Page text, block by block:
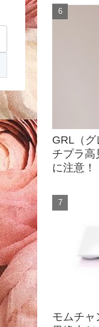
GRL（
チプラ高
に注意！
モムチャ